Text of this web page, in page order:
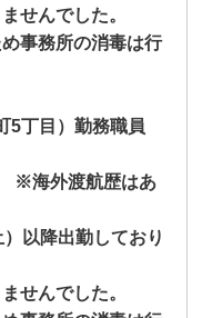
せんでした。
事務所の消毒は行
5丁目）勤務職員
※海外渡航歴はあ
以降出勤しており
せんでした。